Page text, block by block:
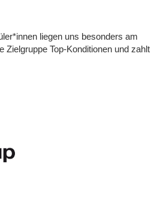
liegen uns besonders am
Zielgruppe Top-Konditionen und zahlt